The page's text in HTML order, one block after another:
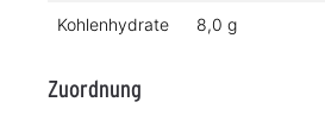
Kohlenhydrate 8,0 g
Zuordnung